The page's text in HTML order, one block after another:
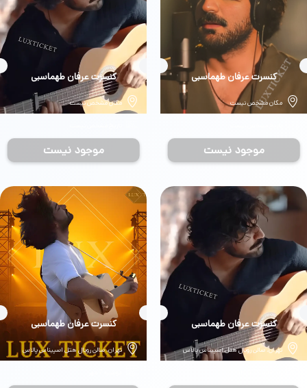
بلیط
کنسرت عرفان طهماسبی
مکان مشخص نیست
موجود نیست
بلیط
کنسرت عرفان طهماسبی
مکان مشخص نیست
موجود نیست
بلیط
کنسرت عرفان طهماسبی
تهران، سالن رویال هتل اسپیناس پالاس
بلیط
کنسرت عرفان طهماسبی
تهران، سالن رویال هتل اسپیناس پالاس